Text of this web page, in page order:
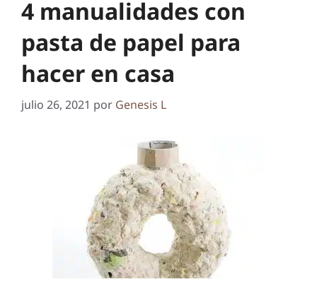
4 manualidades con
pasta de papel para
hacer en casa
julio 26, 2021 por Genesis L